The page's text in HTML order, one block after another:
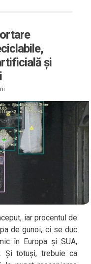
și
iar procentul de
de gunoi, ci se duc
în Europa și SUA,
Și totuși, trebuie ca